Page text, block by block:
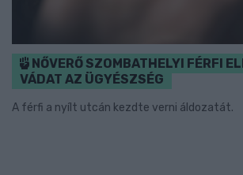
NŐVERŐ SZOMBATHELYI FÉRFI
VÁDAT AZ ÜGYÉSZSÉG
A férfi a nyílt utcán kezdte verni áldozatát.